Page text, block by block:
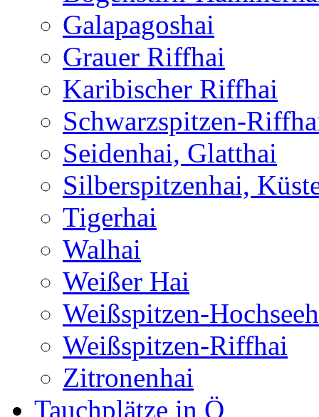
Galapagoshai
Grauer Riffhai
Karibischer Riffhai
Schwarzspitzen-
Seidenhai, Glatthai
Silberspitzenhai,
Tigerhai
Walhai
Weißer Hai
Weißspitzen-
Weißspitzen-Riffhai
Zitronenhai
Tauchplätze in Ö